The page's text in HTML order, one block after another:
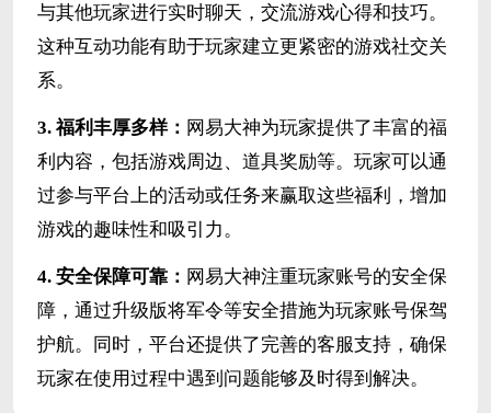
与其他玩家进行实时聊天，交流游戏心得和技巧。
这种互动功能有助于玩家建立更紧密的游戏社交关
系。
3. 福利丰厚多样： 网易大神为玩家提供了丰富的福
利内容，包括游戏周边、道具奖励等。玩家可以通
过参与平台上的活动或任务来赢取这些福利，增加
游戏的趣味性和吸引力。
4. 安全保障可靠： 网易大神注重玩家账号的安全保
障，通过升级版将军令等安全措施为玩家账号保驾
护航。同时，平台还提供了完善的客服支持，确保
玩家在使用过程中遇到问题能够及时得到解决。